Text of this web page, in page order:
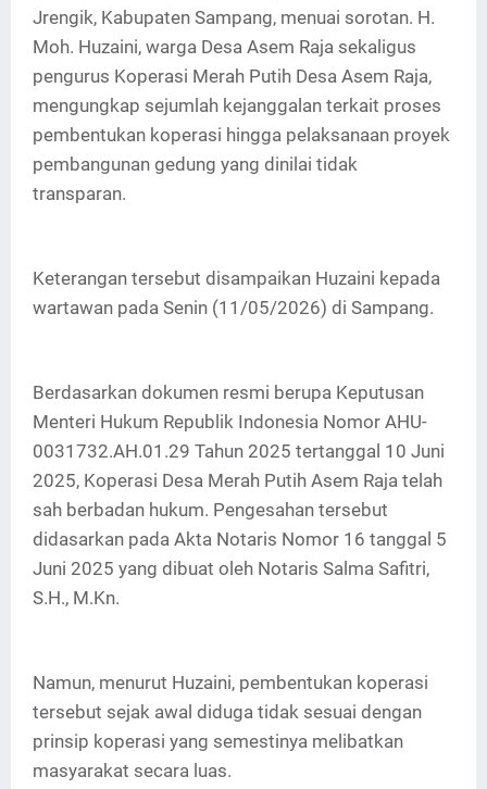
Jrengik, Kabupaten Sampang, menuai sorotan. H.
Moh. Huzaini, warga Desa Asem Raja sekaligus
pengurus Koperasi Merah Putih Desa Asem Raja,
mengungkap sejumlah kejanggalan terkait proses
pembentukan koperasi hingga pelaksanaan proyek
pembangunan gedung yang dinilai tidak
transparan.
Keterangan tersebut disampaikan Huzaini kepada
wartawan pada Senin (11/05/2026) di Sampang.
Berdasarkan dokumen resmi berupa Keputusan
Menteri Hukum Republik Indonesia Nomor AHU-
0031732.AH.01.29 Tahun 2025 tertanggal 10 Juni
2025, Koperasi Desa Merah Putih Asem Raja telah
sah berbadan hukum. Pengesahan tersebut
didasarkan pada Akta Notaris Nomor 16 tanggal 5
Juni 2025 yang dibuat oleh Notaris Salma Safitri,
S.H., M.Kn.
Namun, menurut Huzaini, pembentukan koperasi
tersebut sejak awal diduga tidak sesuai dengan
prinsip koperasi yang semestinya melibatkan
masyarakat secara luas.